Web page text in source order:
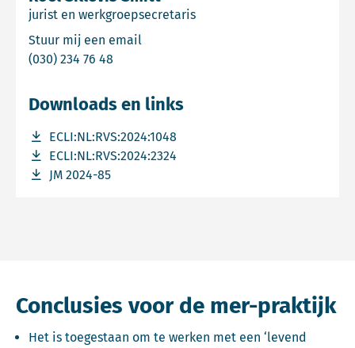
jurist en werkgroepsecretaris
Stuur mij een email
(030) 234 76 48
Downloads en links
ECLI:NL:RVS:2024:1048
Download bestand ECLI:NL:RVS:2024:1048
ECLI:NL:RVS:2024:2324
Download bestand ECLI:NL:RVS:2024:2324
JM 2024-85
Download bestand JM 2024-85
Conclusies voor de mer-praktijk
Het is toegestaan om te werken met een ‘levend